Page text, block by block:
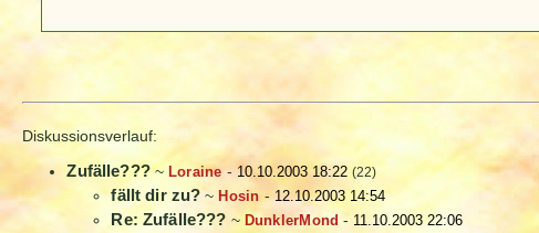
Diskussionsverlauf:
Zufälle???~ Loraine-10.10.2003 18:22 (22)
fällt dir zu? ~ Hosin -12.10.2003 14:54
Re: Zufälle??? ~ DunklerMond - 11.10.2003 22:06